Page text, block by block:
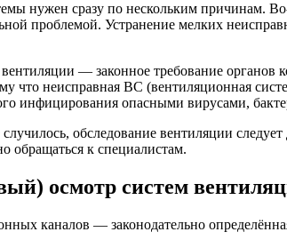
нужен сразу по нескольким причинам.
проблемой. Устранение мелких
— законное требование
что неисправная ВС (вентиляционная
инфицирования опасными вирусами,
обследование вентиляции
обращаться к специалистам.
осмотр систем
каналов — законодательно